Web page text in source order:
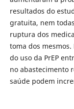
resultados do
gratuita, nem
ruptura dos
toma dos
do uso da PrEP
no abastecimento
saúde podem